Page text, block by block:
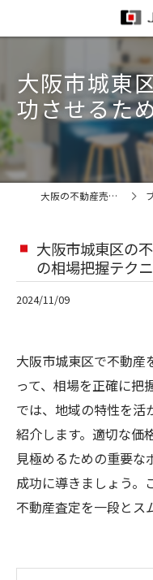
大阪市城東
功させるた
大阪の不動産売却なら株式会社JDスクエア ブ
大阪市城東区の
の相場把握テク
2024/11/09
大阪市城東区で不動産
って、相場を正確に把
では、地域の特性を活
紹介します。適切な価
見極めるための重要な
成功に導きましょう。
不動産査定を一段とス